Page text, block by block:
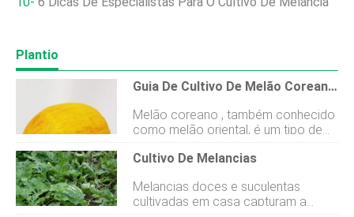
Plantio
Guia De Cultivo De Melão Coreano E Dicas De Cuidados - Descobrindo Doces Delícias
Melão coreano , também conhecido
como melão oriental, é um tipo de
videira frutífera amplamente
cultivada na Ásia e intimamente
deliciosamente doce, e entre as
frutas asiáticas mais saborosas que
Cultivo De Melancias
Melancias doces e suculentas
cultivadas em casa capturam a